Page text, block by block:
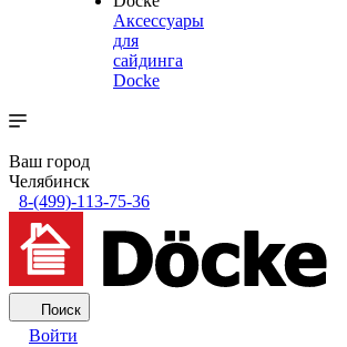
Аксессуары
для
сайдинга
Docke
Ваш город
Челябинск
8-(499)-113-75-36
Поиск
Войти